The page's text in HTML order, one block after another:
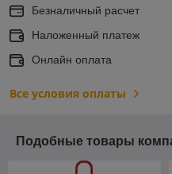
Безналичный расчет
Наложенный платеж
Онлайн оплата
Все условия оплаты
Подобные товары